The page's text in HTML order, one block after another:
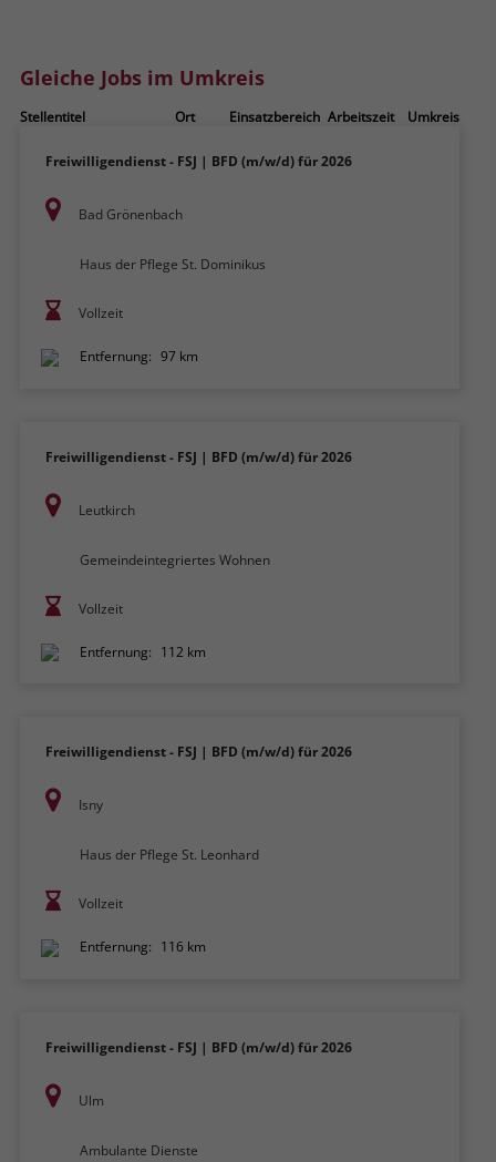
Gleiche Jobs im Umkreis
Stellentitel Ort Einsatzbereich Arbeitszeit Umkreis
Freiwilligendienst - FSJ | BFD (m/w/d) für 2026
Bad Grönenbach
Haus der Pflege St. Dominikus
Vollzeit
Entfernung: 97 km
Freiwilligendienst - FSJ | BFD (m/w/d) für 2026
Leutkirch
Gemeindeintegriertes Wohnen
Vollzeit
Entfernung: 112 km
Freiwilligendienst - FSJ | BFD (m/w/d) für 2026
Isny
Haus der Pflege St. Leonhard
Vollzeit
Entfernung: 116 km
Freiwilligendienst - FSJ | BFD (m/w/d) für 2026
Ulm
Ambulante Dienste
nur platziert, um Daten an das